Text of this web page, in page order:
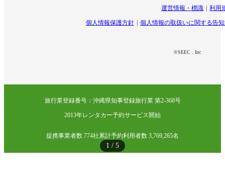
1 / 5
運営情報・標識 利用
個人情報保護方針 個人情報の取扱いに関する告
©SEEC . Inc
旅行業登録番号：沖縄県知事登録旅行業 第2-368号
2013年レンタカー予約サービス開始
提携事業者数 774社累計予約利用者数 3,769,265名